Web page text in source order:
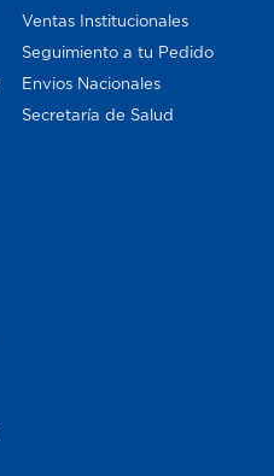
Ventas Institucionales
Seguimiento a tu Pedido
Envios Nacionales
Secretaría de Salud